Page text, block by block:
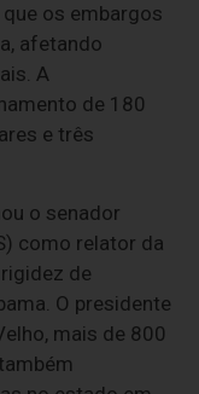
os embargos
afetando
A
de 180
e três
o senador
como relator da
de
O presidente
mais de 800